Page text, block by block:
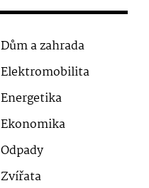
Dům a zahrada
Elektromobilita
Energetika
Ekonomika
Odpady
Zvířata